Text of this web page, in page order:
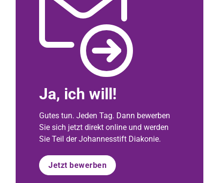
Ja, ich will!
Gutes tun. Jeden Tag. Dann bewerben
Sie sich jetzt direkt online und werden
Sie Teil der Johannesstift Diakonie.
Jetzt bewerben